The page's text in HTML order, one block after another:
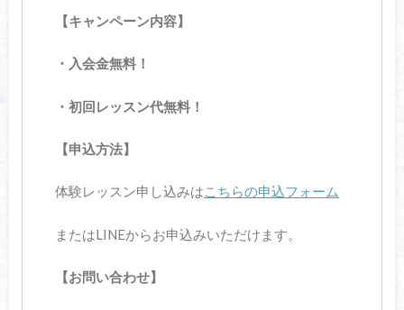
【キャンペーン内容】
・入会金無料！
・初回レッスン代無料！
【申込方法】
体験レッスン申し込みはこちらの申込フォーム
またはLINEからお申込みいただけます。
【お問い合わせ】